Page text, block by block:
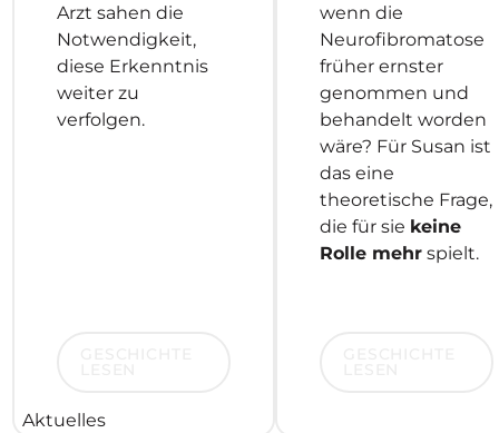
Arzt sahen die
Notwendigkeit,
diese Erkenntnis
weiter zu
verfolgen.
wenn die
Neurofibromatose
früher ernster
genommen und
behandelt worden
wäre? Für Susan ist
das eine
theoretische Frage,
die für sie keine
Rolle mehrspielt.
Aktuelles